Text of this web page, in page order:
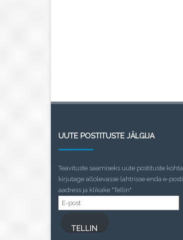
UUTE POSTITUSTE JÄLGIJA
Teavituste saamiseks uute postituste kohta
kirjutage allolevasse lahtrisse enda e-posti
aadress ja klikake "Tellin"
E-
post
TELLIN